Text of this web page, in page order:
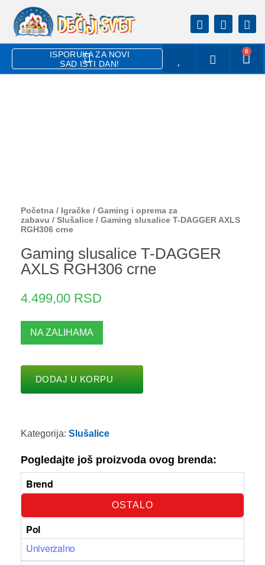
ISPORUKA ZA NOVI
SAD ISTI DAN!
0
Početna / Igračke / Gaming i oprema za
zabavu / Slušalice / Gaming slusalice T-DAGGER AXLS
RGH306 crne
Gaming slusalice T-DAGGER
AXLS RGH306 crne
4.499,00 RSD
NA ZALIHAMA
DODAJ U KORPU
Kategorija: Slušalice
Pogledajte još proizvoda ovog brenda:
Brend
OSTALO
Pol
Univerzalno